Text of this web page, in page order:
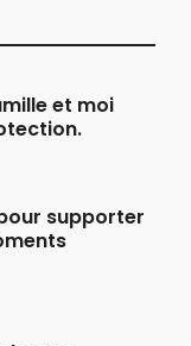
et moi
supporter